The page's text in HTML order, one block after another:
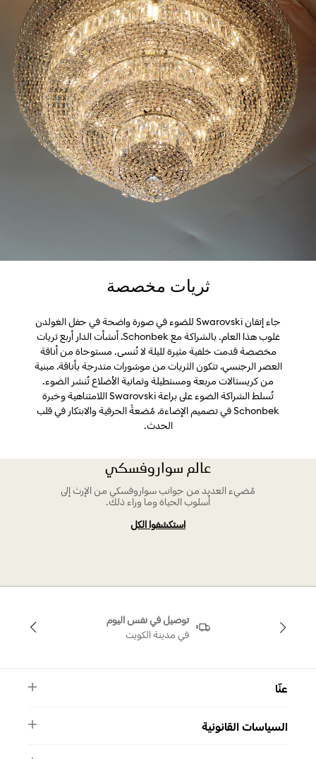
ثريات مخصصة
جاء إتقان Swarovski للضوء في صورة واضحة في حفل الغولدن
غلوب هذا العام. بالشراكة مع Schonbek، أنشأت الدار أربع ثريات
مخصصة قدمت خلفية مثيرة لليلة لا تُنسى. مستوحاة من أناقة
العصر الرجنسي، تتكون الثريات من موشورات متدرجة بأناقة، مبنية
من كريستالات مربعة ومستطيلة وثمانية الأضلاع تُنشر الضوء.
تُسلط الشراكة الضوء على براعة Swarovski اللامتناهية وخبرة
Schonbek في تصميم الإضاءة، مُضعةً الحرفية والابتكار في قلب
الحدث.
عالم سواروفسكي
مُضيء العديد من جوانب سواروفسكي من الإرث إلى
أسلوب الحياة وما وراء ذلك.
استكشفوا الكل
توصيل في نفس اليوم
في مدينة الكويت
عنّا
الأسئلة الشائعة
السياسات القانونية